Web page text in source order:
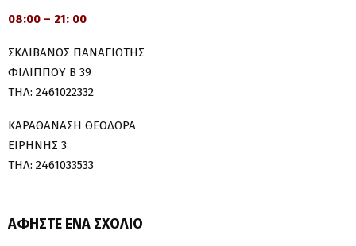
08:00 – 21: 00
ΣΚΛΙΒΑΝΟΣ ΠΑΝΑΓΙΩΤΗΣ
ΦΙΛΙΠΠΟΥ Β 39
ΤΗΛ: 2461022332
ΚΑΡΑΘΑΝΑΣΗ ΘΕΟΔΩΡΑ
ΕΙΡΗΝΗΣ 3
ΤΗΛ: 2461033533
ΑΦΉΣΤΕ ΈΝΑ ΣΧΌΛΙΟ